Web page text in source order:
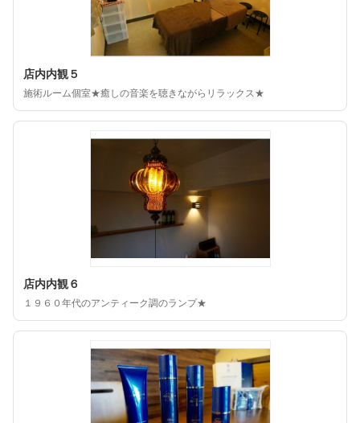
店内内観５
施術ルーム個室★癒しの音楽を聴きながらリラックス★
店内内観６
１９６０年代のアンティーク調のランプ★